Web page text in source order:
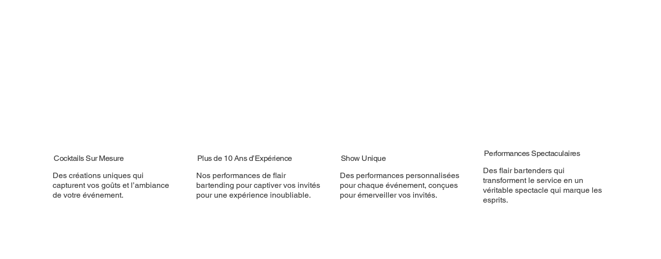
Cocktails Sur Mesure
Des créations uniques qui
capturent vos goûts et l’ambiance
de votre événement.
Plus de 10 Ans d’Expérience
Nos performances de flair
bartending pour captiver vos invités
pour une expérience inoubliable.
Show Unique
Des performances personnalisées
pour chaque événement, conçues
pour émerveiller vos invités.
Performances Spectaculaires
Des flair bartenders qui
transforment le service en un
véritable spectacle qui marque les
esprits.